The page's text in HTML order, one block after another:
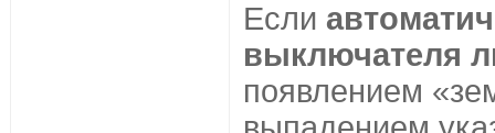
Если
выключателя
появлением